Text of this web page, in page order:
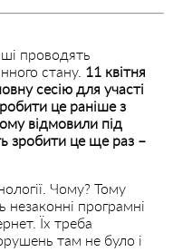
проводять
стану. 11 квітня
сесію для участі
це раніше з
відмовили під
зробити це ще раз –
Чому? Тому
програмні
Їх треба
там не було і